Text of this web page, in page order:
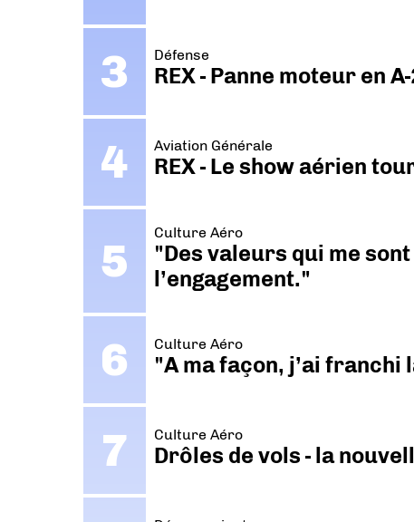
Défense
REX - Panne moteur en
Aviation Générale
REX - Le show aérien
Culture Aéro
"Des valeurs qui me
l’engagement."
Culture Aéro
"A ma façon, j’ai franchi
Culture Aéro
Drôles de vols - la